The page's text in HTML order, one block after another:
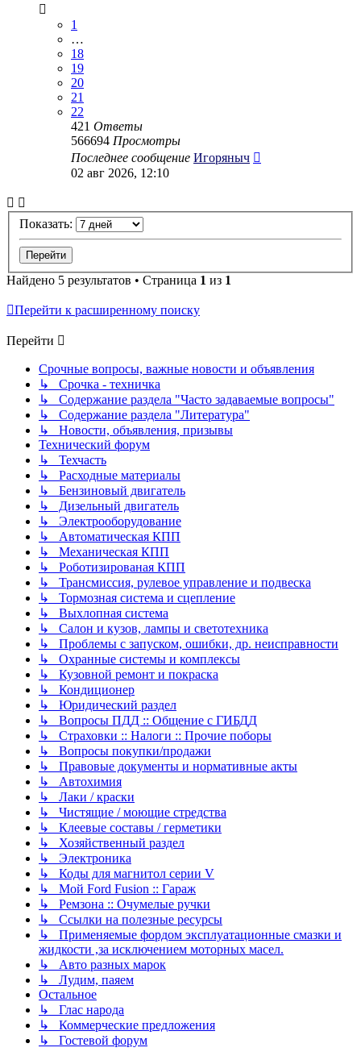
1
…
18
19
20
21
22
421 Ответы
566694 Просмотры
Последнее сообщение Игоряныч
02 авг 2026, 12:10
Показать:
Найдено 5 результатов • Страница 1 из 1
Перейти к расширенному поиску
Перейти
Срочные вопросы, важные новости и объявления
↳ Срочка - техничка
↳ Содержание раздела "Часто задаваемые вопросы"
↳ Содержание раздела "Литература"
↳ Новости, объявления, призывы
Технический форум
↳ Техчасть
↳ Расходные материалы
↳ Бензиновый двигатель
↳ Дизельный двигатель
↳ Электрооборудование
↳ Автоматическая КПП
↳ Механическая КПП
↳ Роботизированая КПП
↳ Трансмиссия, рулевое управление и подвеска
↳ Тормозная система и сцепление
↳ Выхлопная система
↳ Салон и кузов, лампы и светотехника
↳ Проблемы с запуском, ошибки, др. неисправности
↳ Охранные системы и комплексы
↳ Кузовной ремонт и покраска
↳ Кондиционер
↳ Юридический раздел
↳ Вопросы ПДД :: Общение с ГИБДД
↳ Страховки :: Налоги :: Прочие поборы
↳ Вопросы покупки/продажи
↳ Правовые документы и нормативные акты
↳ Автохимия
↳ Лаки / краски
↳ Чистящие / моющие стредства
↳ Клеевые составы / герметики
↳ Хозяйственный раздел
↳ Электроника
↳ Коды для магнитол серии V
↳ Мой Ford Fusion :: Гараж
↳ Ремзона :: Очумелые ручки
↳ Ссылки на полезные ресурсы
↳ Применяемые фордом эксплуатационные смазки и
жидкости ,за исключением моторных масел.
↳ Авто разных марок
↳ Лудим, паяем
Остальное
↳ Глас народа
↳ Коммерческие предложения
↳ Гостевой форум